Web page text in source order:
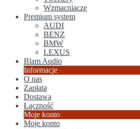
Wzmacniacze
Premium system
AUDI
BENZ
BMW
LEXUS
Blam Audio
Informacje
O nas
Zapłata
Dostawa
Łączność
Moje konto
Moje konto